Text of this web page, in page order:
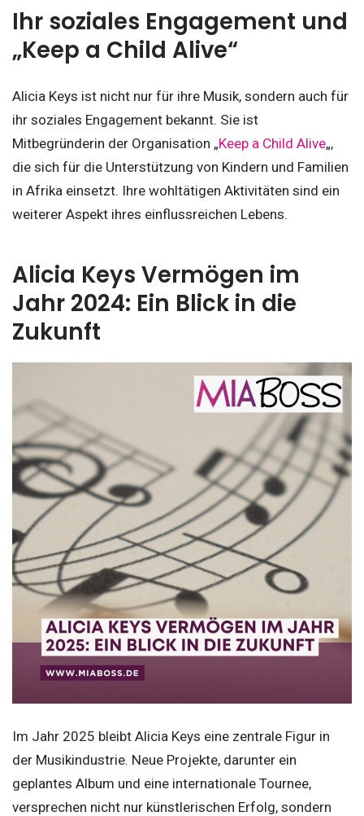
Ihr soziales Engagement und
„Keep a Child Alive“
Alicia Keys ist nicht nur für ihre Musik, sondern auch für
ihr soziales Engagement bekannt. Sie ist
Mitbegründerin der Organisation „Keep a Child Alive„,
die sich für die Unterstützung von Kindern und Familien
in Afrika einsetzt. Ihre wohltätigen Aktivitäten sind ein
weiterer Aspekt ihres einflussreichen Lebens.
Alicia Keys Vermögen im
Jahr 2024: Ein Blick in die
Zukunft
Im Jahr 2025 bleibt Alicia Keys eine zentrale Figur in
der Musikindustrie. Neue Projekte, darunter ein
geplantes Album und eine internationale Tournee,
versprechen nicht nur künstlerischen Erfolg, sondern